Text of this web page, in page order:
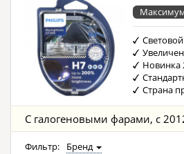
Новинка
Страна
С галогеновыми фарами, с
Фильтр: Бренд